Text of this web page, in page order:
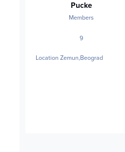
Pucke
Members
9posts
Location Zemun,Beograd